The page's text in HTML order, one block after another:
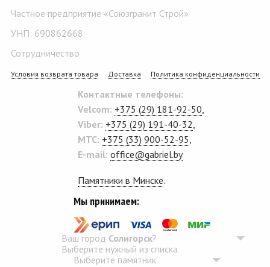
Частное предприятие «Союзгранит Строй»
УНП: 690862668
Сотрудничество
Условия возврата товара Доставка Политика конфиденциальности
Контактные телефоны:
Velcom: +375 (29) 181-92-50,
Viber: +375 (29) 191-40-32,
MTC: +375 (33) 900-52-95,
E-mail: office@gabriel.by
Памятники в Минске.
Мы принимаем:
Ваш город Солигорск?
Выберите нужный из списка
Выберите памятник